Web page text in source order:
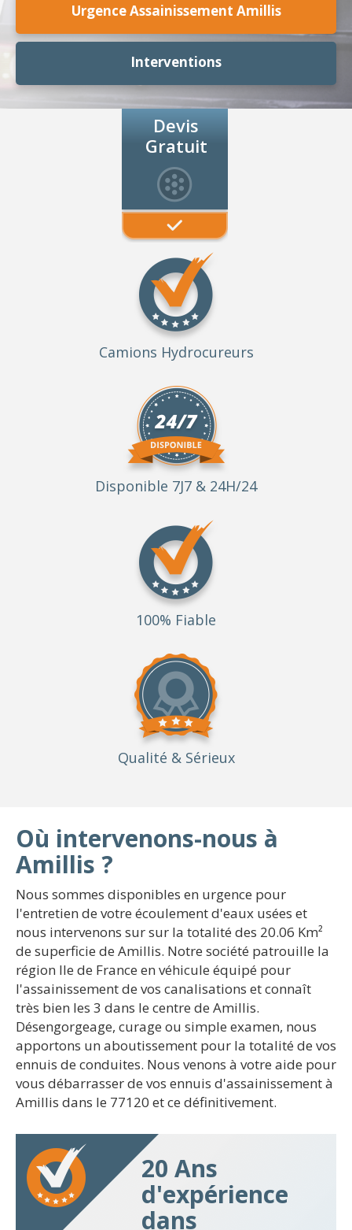
Urgence Assainissement Amillis
Interventions
Devis
Gratuit
Camions Hydrocureurs
Disponible 7J7 & 24H/24
100% Fiable
Qualité & Sérieux
Où intervenons-nous à
Amillis ?
Nous sommes disponibles en urgence pour
l'entretien de votre écoulement d'eaux usées et
nous intervenons sur sur la totalité des 20.06 Km²
de superficie de Amillis. Notre société patrouille la
région Ile de France en véhicule équipé pour
l'assainissement de vos canalisations et connaît
très bien les 3 dans le centre de Amillis.
Désengorgeage, curage ou simple examen, nous
apportons un aboutissement pour la totalité de vos
ennuis de conduites. Nous venons à votre aide pour
vous débarrasser de vos ennuis d'assainissement à
Amillis dans le 77120 et ce définitivement.
20 Ans
d'expérience
dans